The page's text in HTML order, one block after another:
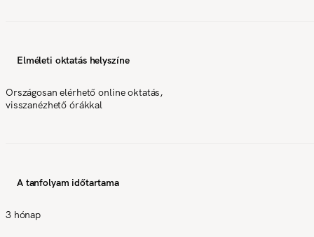
Elméleti oktatás helyszíne
Országosan elérhető online oktatás,
visszanézhető órákkal
A tanfolyam időtartama
3 hónap